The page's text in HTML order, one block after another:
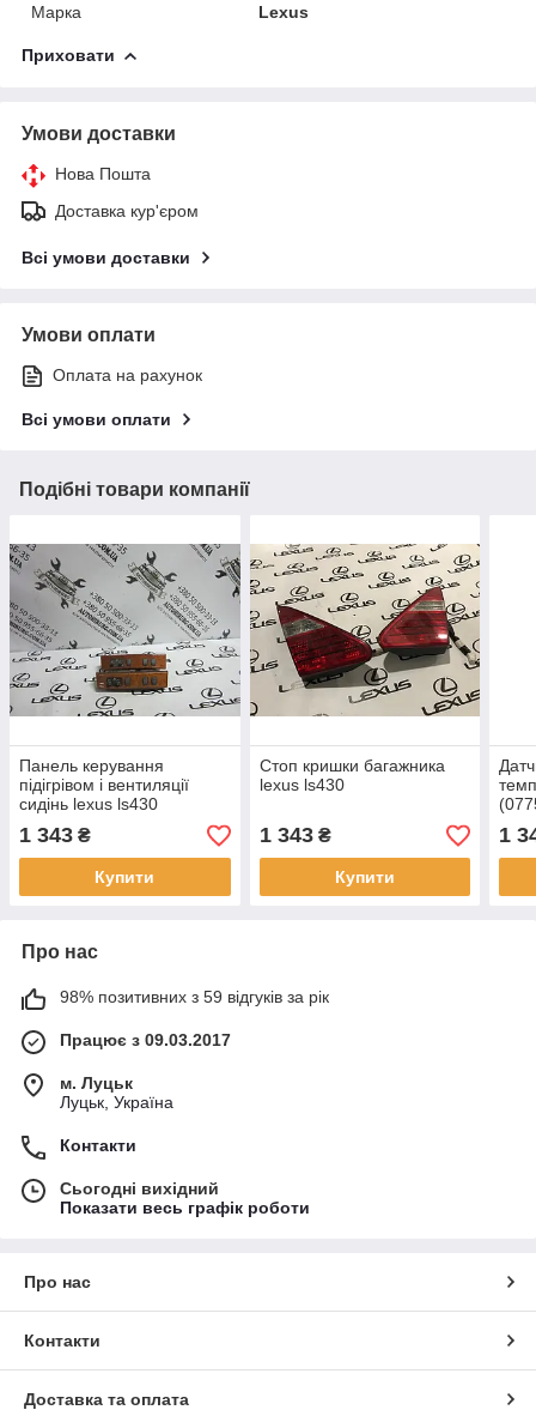
Марка
Lexus
Приховати
Умови доставки
Нова Пошта
Доставка кур'єром
Всі умови доставки
Умови оплати
Оплата на рахунок
Всі умови оплати
Подібні товари компанії
Панель керування
підігрівом і вентиляції
сидінь lexus ls430
1 343 ₴
Купити
Стоп кришки багажника
lexus ls430
1 343₴
Купити
1
Про нас
98% позитивних з 59 відгуків за рік
Працює з 09.03.2017
м. Луцьк
Луцьк, Україна
Контакти
Сьогодні вихідний
Показати весь графік роботи
Про нас
Контакти
Доставка та оплата